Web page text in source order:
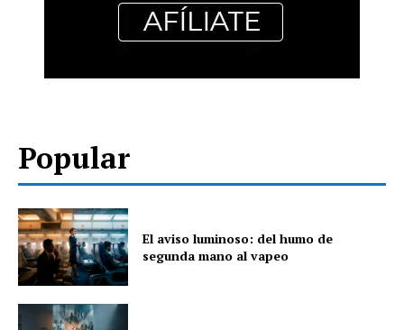
Popular
El aviso luminoso: del humo de
segunda mano al vapeo